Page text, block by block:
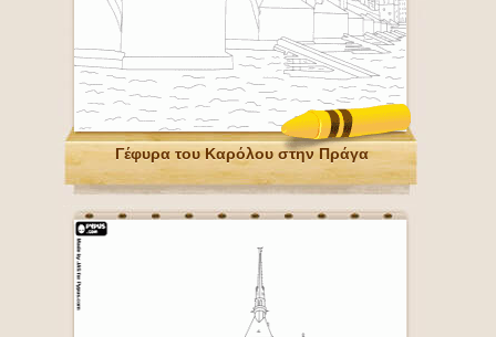
Γέφυρα του Καρόλου στην Πράγα